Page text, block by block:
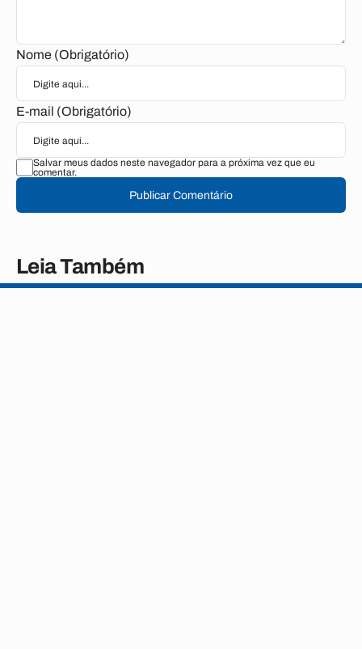
Nome (Obrigatório)
E-mail (Obrigatório)
Salvar meus dados neste navegador para a próxima vez que eu
comentar.
Publicar Comentário
Leia Também